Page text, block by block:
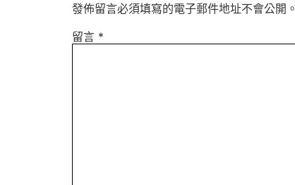
發佈留言必須填寫的電子郵件地址不會公開。
留言 *